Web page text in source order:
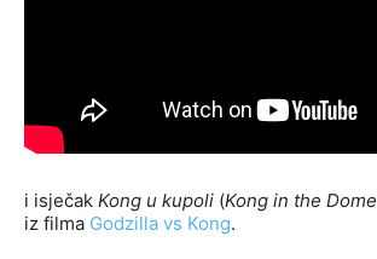
i isječak Kong u kupoli (Kong in the Dome
iz filma Godzilla vs Kong.